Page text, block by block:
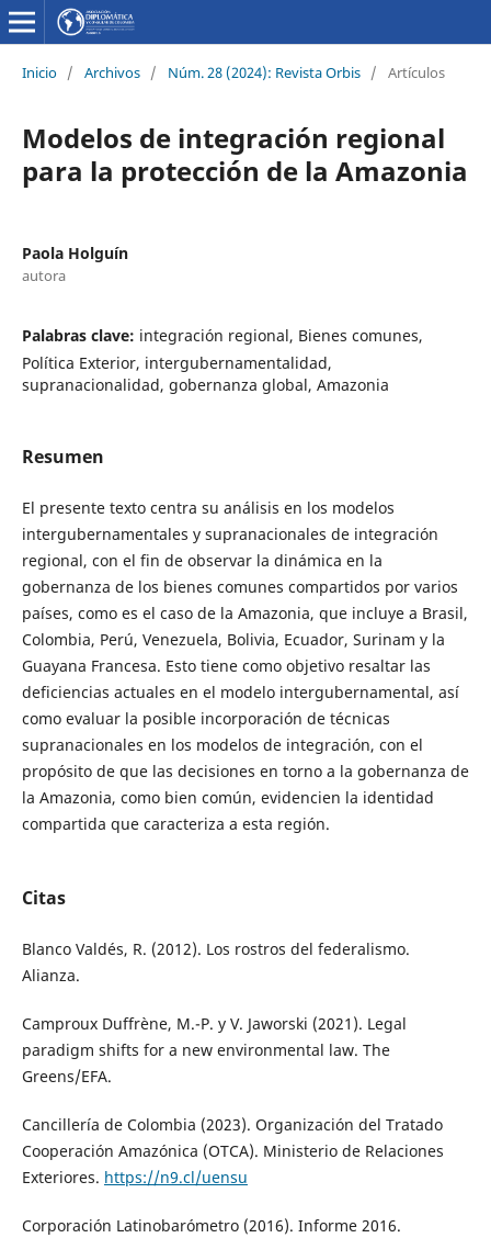
Inicio / Archivos / Núm. 28 (2024): Revista Orbis / Artículos
Modelos de integración regional
para la protección de la Amazonia
Paola Holguín
autora
Palabras clave: integración regional, Bienes comunes,
Política Exterior, intergubernamentalidad,
supranacionalidad, gobernanza global, Amazonia
Resumen
El presente texto centra su análisis en los modelos
intergubernamentales y supranacionales de integración
regional, con el fin de observar la dinámica en la
gobernanza de los bienes comunes compartidos por varios
países, como es el caso de la Amazonia, que incluye a Brasil,
Colombia, Perú, Venezuela, Bolivia, Ecuador, Surinam y la
Guayana Francesa. Esto tiene como objetivo resaltar las
deficiencias actuales en el modelo intergubernamental, así
como evaluar la posible incorporación de técnicas
supranacionales en los modelos de integración, con el
propósito de que las decisiones en torno a la gobernanza de
la Amazonia, como bien común, evidencien la identidad
compartida que caracteriza a esta región.
Citas
Blanco Valdés, R. (2012). Los rostros del federalismo.
Alianza.
Camproux Duffrène, M.-P. y V. Jaworski (2021). Legal
paradigm shifts for a new environmental law. The
Greens/EFA.
Cancillería de Colombia (2023). Organización del Tratado
Cooperación Amazónica (OTCA). Ministerio de Relaciones
Exteriores. https://n9.cl/uensu
Corporación Latinobarómetro (2016). Informe 2016.